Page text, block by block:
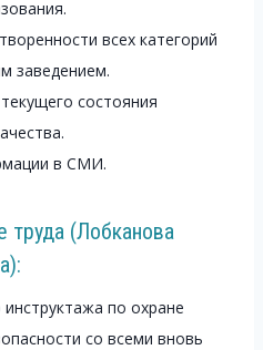
всех категорий
заведением.
состояния
в СМИ.
труда (Лобканова
по охране
со всеми вновь